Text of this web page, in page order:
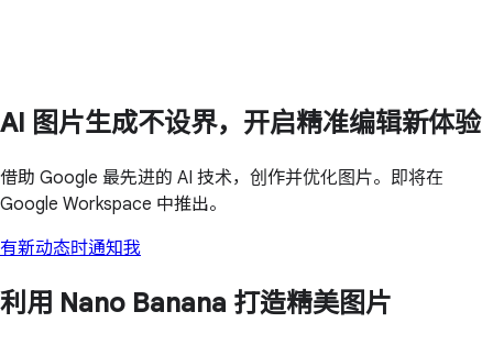
AI 图片生成不设界，开启精准编辑新体验
借助 Google 最先进的 AI 技术，创作并优化图片。即将在
Google Workspace 中推出。
有新动态时通知我
利用 Nano Banana 打造精美图片